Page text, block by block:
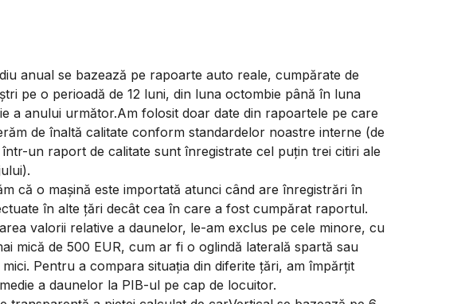
anual se bazează pe rapoarte auto reale, cumpărate de
pe o perioadă de 12 luni, din luna octombie până în luna
a anului următor.Am folosit doar date din rapoartele pe care
de înaltă calitate conform standardelor noastre interne (de
un raport de calitate sunt înregistrate cel puțin trei citiri ale
că o mașină este importată atunci când are înregistrări în
în alte țări decât cea în care a fost cumpărat raportul.
valorii relative a daunelor, le-am exclus pe cele minore, cu
mică de 500 EUR, cum ar fi o oglindă laterală spartă sau
Pentru a compara situația din diferite țări, am împărțit
a daunelor la PIB-ul pe cap de locuitor.